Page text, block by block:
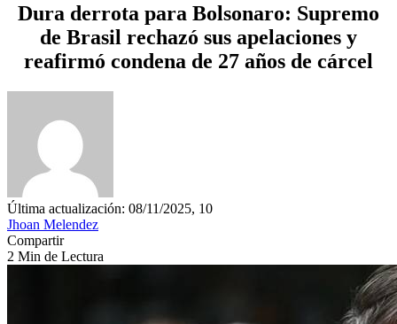
Dura derrota para Bolsonaro: Supremo
de Brasil rechazó sus apelaciones y
reafirmó condena de 27 años de cárcel
Última actualización: 08/11/2025, 10
Jhoan Melendez
Compartir
2 Min de Lectura